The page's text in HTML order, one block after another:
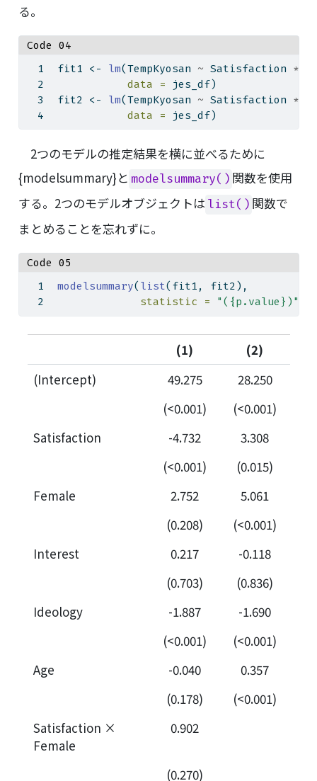
る。
Code 04
fit1 <- lm(TempKyosan ~ Satisfaction *
data = jes_df)
fit2 <- lm(TempKyosan ~ Satisfaction *
data = jes_df)
2つのモデルの推定結果を横に並べるために
{modelsummary}と modelsummary() 関数を使用
する。2つのモデルオブジェクトは list() 関数で
まとめることを忘れずに。
Code 05
modelsummary( list(fit1, fit2),
statistic =
"({p.value})"
(1)
(2)
(Intercept)
49.275
28.250
(<0.001)
(<0.001)
Satisfaction
-4.732
3.308
(<0.001)
(0.015)
Female
2.752
5.061
(0.208)
(<0.001)
Interest
0.217
-0.118
(0.703)
(0.836)
Ideology
-1.887
-1.690
(<0.001)
(<0.001)
Age
-0.040
0.357
(0.178)
(<0.001)
Satisfaction ×
Female
0.902
(0.270)